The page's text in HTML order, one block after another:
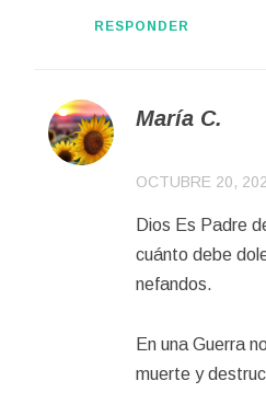
RESPONDER
María C.
OCTUBRE 20,
Dios Es Padre
cuánto debe
nefandos.
En una Guerra
muerte y